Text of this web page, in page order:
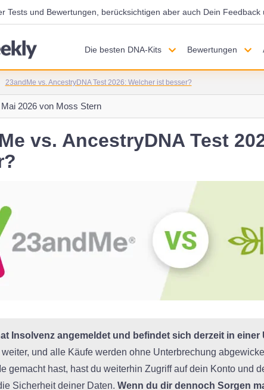
Tests und Bewertungen, berücksichtigen aber auch Dein
Die besten DNA-Kits Bewertungen
23andMe vs. AncestryDNA Test 2026: Welcher ist besser?
2026 von Moss Stern
vs. AncestryDNA Test
Insolvenz angemeldet und befindet sich derzeit in
weiter, und alle Käufe werden ohne Unterbrechung
gemacht hast, hast du weiterhin Zugriff auf dein Konto und
Sicherheit deiner Daten. Wenn du dir dennoch Sorgen